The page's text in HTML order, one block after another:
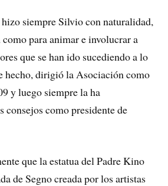
siempre Silvio con naturalidad,
para animar e involucrar a
que se han ido sucediendo a lo
hecho, dirigió la Asociación como
y luego siempre la ha
consejos como presidente de
que la estatua del Padre Kino
de Segno creada por los artistas